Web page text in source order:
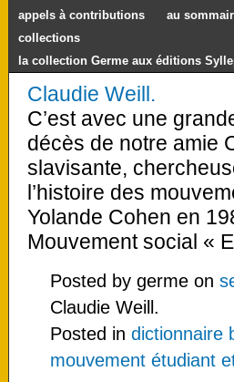
appels à contributions
au
collections
la collection Germe aux éditions
Claudie Weill.
C’est avec une
décès de notre amie
slavisante,
l’histoire des
Yolande Cohen en
Mouvement social «
Posted by germe on
Claudie Weill.
Posted in dictionnaire
mouvement étudiant